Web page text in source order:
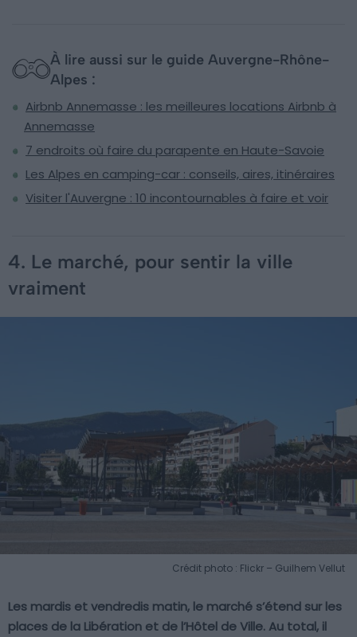
À lire aussi sur le guide Auvergne-Rhône-
Alpes :
Airbnb Annemasse : les meilleures locations Airbnb à
Annemasse
7 endroits où faire du parapente en Haute-Savoie
Les Alpes en camping-car : conseils, aires, itinéraires
Visiter l'Auvergne : 10 incontournables à faire et voir
4. Le marché, pour sentir la ville
vraiment
Crédit photo : Flickr – Guilhem Vellut
Les mardis et vendredis matin, le marché s’étend sur les
places de la Libération et de l’Hôtel de Ville. Au total, il